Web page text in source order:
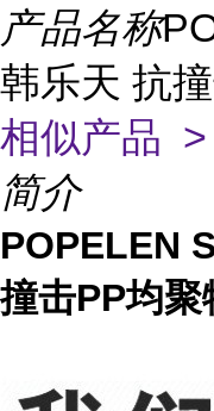
产品名称
韩乐天 抗
相似产品 >
简介
POPELEN
撞击PP均聚